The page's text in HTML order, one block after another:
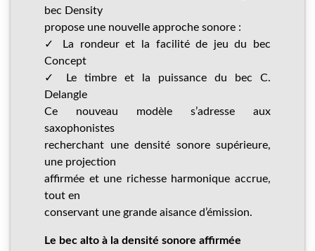
bec Density
propose une nouvelle approche sonore :
✓ La rondeur et la facilité de jeu du bec
Concept
✓ Le timbre et la puissance du bec C.
Delangle
Ce nouveau modèle s’adresse aux
saxophonistes
recherchant une densité sonore supérieure,
une projection
affirmée et une richesse harmonique accrue,
tout en
conservant une grande aisance d’émission.
Le bec alto à la densité sonore affirmée